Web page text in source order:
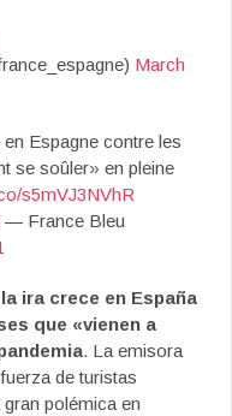
March
Espagne contre les
se soûler» en pleine
s5mVJ3NVhR
— France Bleu
ira crece en España
que «vienen a
. La emisora
de turistas
polémica en